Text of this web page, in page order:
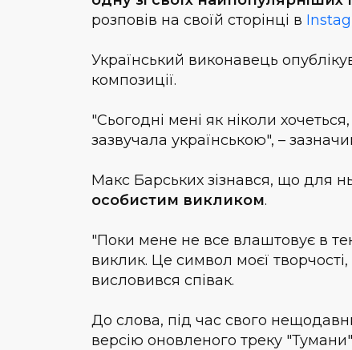
розповів на своїй сторінці в
Український виконавець
композиції.
"Сьогодні мені як ніколи
зазвучала українською", –
Макс Барських зізнався, що для
особистим викликом.
"Поки мене не все влаштовує в
виклик. Це символ моєї
висловився співак.
До слова, під час свого
версію оновленого треку